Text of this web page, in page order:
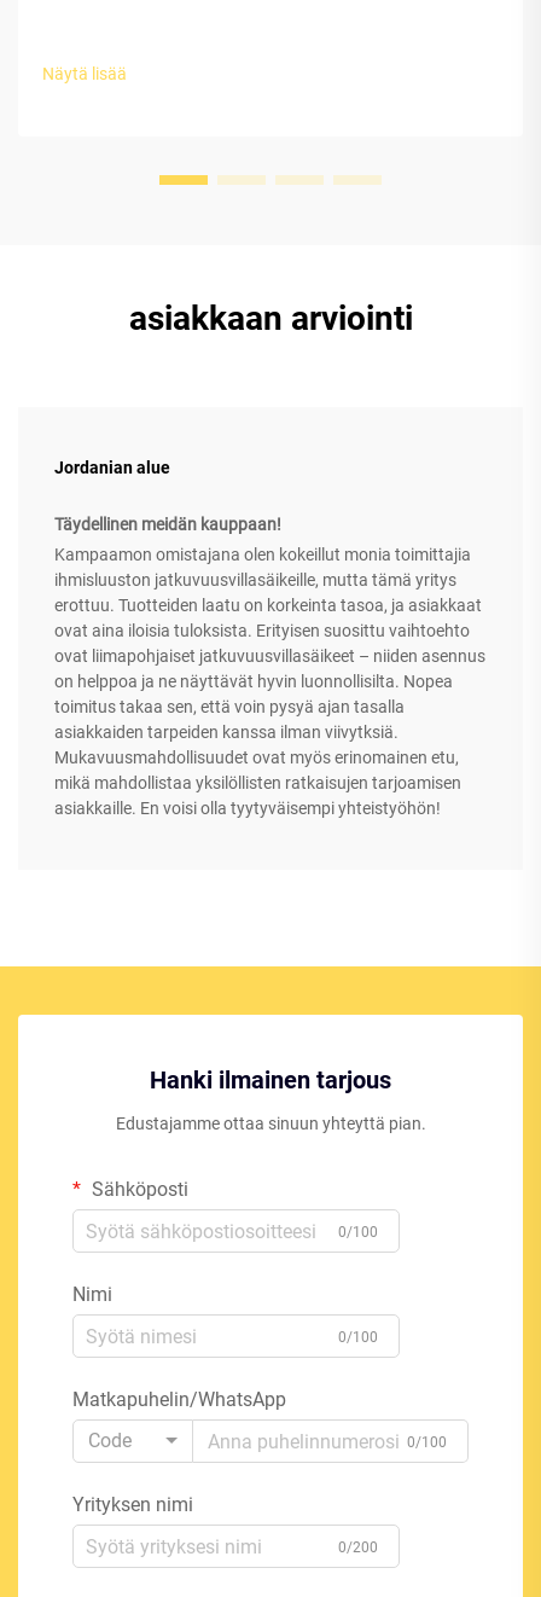
Näytä lisää
asiakkaan arviointi
Jordanian alue
Täydellinen meidän kauppaan!
Kampaamon omistajana olen kokeillut monia toimittajia
ihmisluuston jatkuvuusvillasäikeille, mutta tämä yritys
erottuu. Tuotteiden laatu on korkeinta tasoa, ja asiakkaat
ovat aina iloisia tuloksista. Erityisen suosittu vaihtoehto
ovat liimapohjaiset jatkuvuusvillasäikeet – niiden asennus
on helppoa ja ne näyttävät hyvin luonnollisilta. Nopea
toimitus takaa sen, että voin pysyä ajan tasalla
asiakkaiden tarpeiden kanssa ilman viivytksiä.
Mukavuusmahdollisuudet ovat myös erinomainen etu,
mikä mahdollistaa yksilöllisten ratkaisujen tarjoamisen
asiakkaille. En voisi olla tyytyväisempi yhteistyöhön!
Hanki ilmainen tarjous
Edustajamme ottaa sinuun yhteyttä pian.
Sähköposti
0/100
Nimi
0/100
Matkapuhelin/WhatsApp
Code
0/100
Yrityksen nimi
0/200